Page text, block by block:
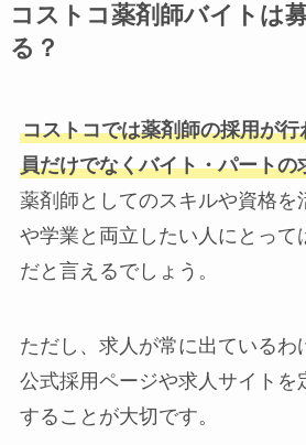
コストコ薬剤師バイトは
る？
コストコでは薬剤師の採用が
員だけでなくバイト・パートの
薬剤師としてのスキルや資格を
や学業と両立したい人にとって
だと言えるでしょう。
ただし、求人が常に出ているわ
公式採用ページや求人サイトを
することが大切です。